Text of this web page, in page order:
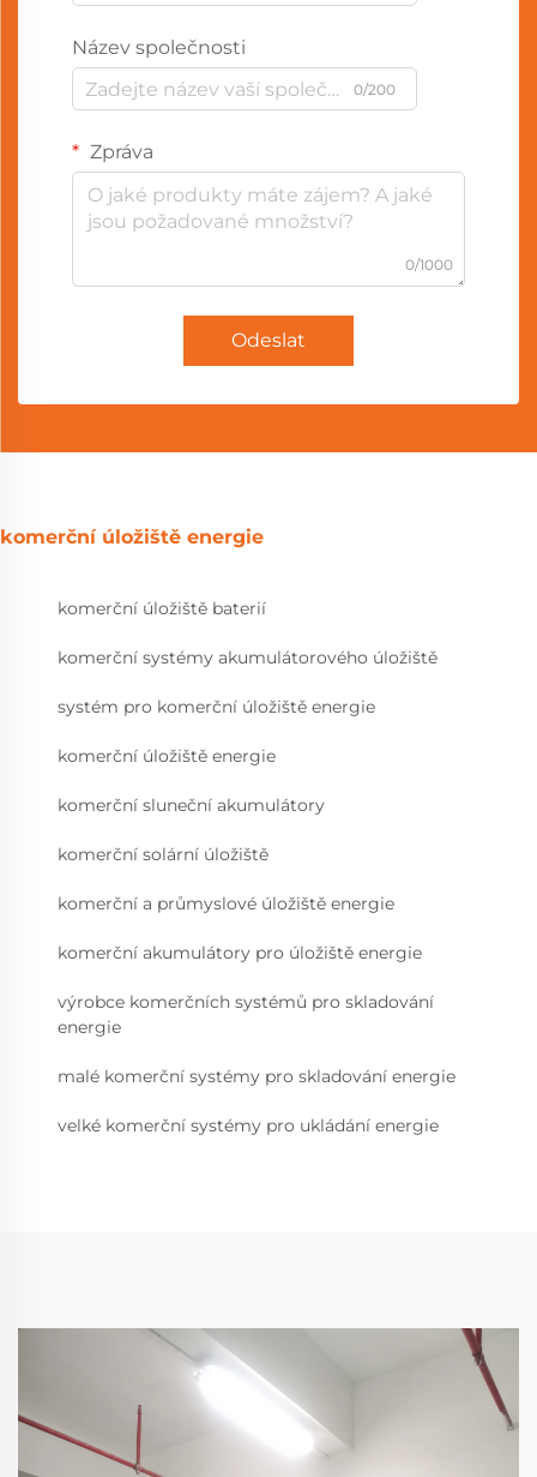
Název společnosti
0/200
Zpráva
0/1000
Odeslat
komerční úložiště energie
komerční úložiště baterií
komerční systémy akumulátorového úložiště
systém pro komerční úložiště energie
komerční úložiště energie
komerční sluneční akumulátory
komerční solární úložiště
komerční a průmyslové úložiště energie
komerční akumulátory pro úložiště energie
výrobce komerčních systémů pro skladování
energie
malé komerční systémy pro skladování energie
velké komerční systémy pro ukládání energie